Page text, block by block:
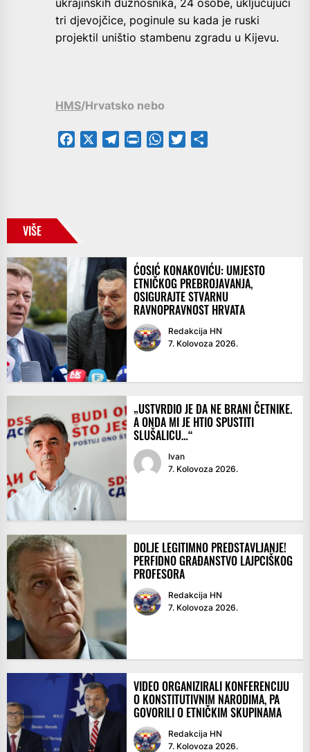
tri djevojčice, poginule su kada je ruski
projektil uništio stambenu zgradu u Kijevu.
HMS/Hrvatsko nebo
Facebook TelegramPrintFriendly
WhatsApp
Twitter
VIŠE
ĆOSIĆ KONAKOVIĆU: UMJESTO
ETNIČKOG PREBROJAVANJA,
OSIGURAJTE STVARNU
RAVNOPRAVNOST HRVATA
Redakcija HN
7. Kolovoza 2026.
„USTVRDIO JE DA NE BRANI ČETNIKE.
A ONDA MI JE HTIO SPUSTITI
SLUŠALICU…“
Ivan
7. Kolovoza 2026.
DOLJE LEGITIMNO PREDSTAVLJANJE!
PERFIDNO GRAĐANSTVO LAJPCIŠKOG
PROFESORA
Redakcija HN
7. Kolovoza 2026.
VIDEO ORGANIZIRALI KONFERENCIJU
O KONSTITUTIVNIM NARODIMA, PA
GOVORILI O ETNIČKIM SKUPINAMA
Redakcija HN
7. Kolovoza 2026.